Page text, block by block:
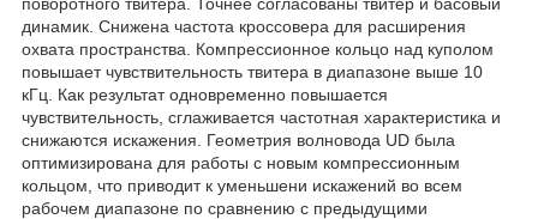
динамик. Снижена частота кроссовера для расширения
охвата пространства. Компрессионное кольцо над куполом
повышает чувствительность твитера в диапазоне выше 10
кГц. Как результат одновременно повышается
чувствительность, сглаживается частотная характеристика и
снижаются искажения. Геометрия волновода UD была
оптимизирована для работы с новым компрессионным
кольцом, что приводит к уменьшени искажений во всем
рабочем диапазоне по сравнению с предыдущими